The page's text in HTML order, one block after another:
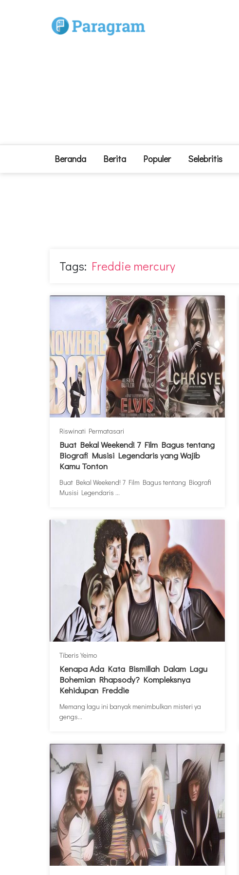
Beranda Berita Populer Selebritis
Tags: Freddie mercury
Riswinati Permatasari
Buat Bekal Weekend! 7 Film Bagus tentang
Biografi Musisi Legendaris yang Wajib
Kamu Tonton
Buat Bekal Weekend! 7 Film Bagus tentang Biografi
Musisi Legendaris ...
Tiberis Yeimo
Kenapa Ada Kata Bismillah Dalam Lagu
Bohemian Rhapsody? Kompleksnya
Kehidupan Freddie
Memang lagu ini banyak menimbulkan misteri ya
gengs...